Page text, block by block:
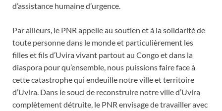
d’assistance humaine d’urgence.
Par ailleurs, le PNR appelle au soutien et à la solidarité de
toute personne dans le monde et particulièrement les
filles et fils d’Uvira vivant partout au Congo et dans la
diaspora pour qu’ensemble, nous puissions faire face à
cette catastrophe qui endeuille notre ville et territoire
d’Uvira. Dans le souci de reconstruire notre ville d’Uvira
complètement détruite, le PNR envisage de travailler avec